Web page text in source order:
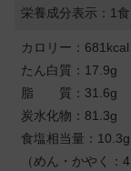
栄養成分表示：1
カロリー：681kcal
たん白質：17.9g
脂 質：31.6g
炭水化物：81.3g
食塩相当量：10.3g
（めん・かやく：